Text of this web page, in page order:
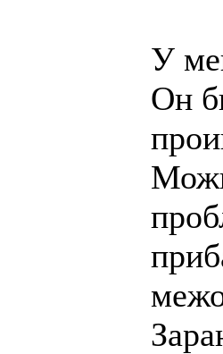
У
Он